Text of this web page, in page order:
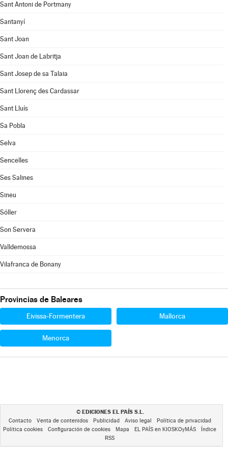
Sant Antoni de Portmany
Santanyí
Sant Joan
Sant Joan de Labritja
Sant Josep de sa Talaia
Sant Llorenç des Cardassar
Sant Lluís
Sa Pobla
Selva
Sencelles
Ses Salines
Sineu
Sóller
Son Servera
Valldemossa
Vilafranca de Bonany
Provincias de Baleares
Eivissa-Formentera Mallorca
Menorca
© EDICIONES EL PAÍS S.L.
Contacto Venta de contenidos Publicidad Aviso legal
Política de privacidad
Política cookies
Configuración de cookies Mapa EL PAÍS en KIOSKOyMÁS
Índice
RSS